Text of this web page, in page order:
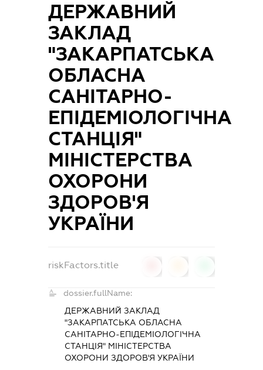
ДЕРЖАВНИЙ
ЗАКЛАД
"ЗАКАРПАТСЬКА
ОБЛАСНА
САНІТАРНО-
ЕПІДЕМІОЛОГІЧНА
СТАНЦІЯ"
МІНІСТЕРСТВА
ОХОРОНИ
ЗДОРОВ'Я
УКРАЇНИ
riskFactors.title
dossier.fullName:
ДЕРЖАВНИЙ ЗАКЛАД
"ЗАКАРПАТСЬКА ОБЛАСНА
САНІТАРНО-ЕПІДЕМІОЛОГІЧНА
СТАНЦІЯ" МІНІСТЕРСТВА
ОХОРОНИ ЗДОРОВ'Я УКРАЇНИ